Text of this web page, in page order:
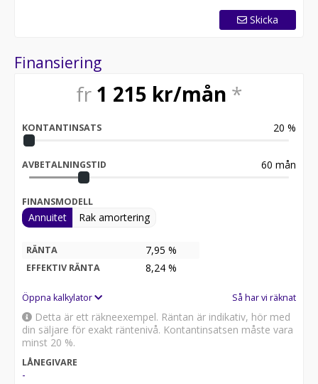
Skicka
Finansiering
fr 1 215 kr/mån *
KONTANTINSATS 20 %
AVBETALNINGSTID 60 mån
FINANSMODELL
Annuitet Rak amortering
RÄNTA 7,95 %
EFFEKTIV RÄNTA 8,24 %
Öppna kalkylator Så har vi räknat
Detta är ett räkneexempel. Räntan är indikativ, hör med
din säljare för exakt räntenivå. Kontantinsatsen måste vara
minst 20 %.
LÅNEGIVARE
-